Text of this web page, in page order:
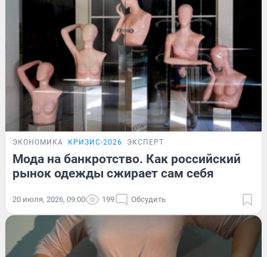
ЭКОНОМИКА КРИЗИС-2026 ЭКСПЕРТ
Мода на банкротство. Как российский
рынок одежды сжирает сам себя
20 июля, 2026, 09:00 199 Обсудить